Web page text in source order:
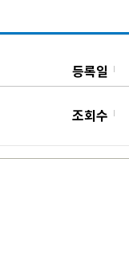
등록일
조회수